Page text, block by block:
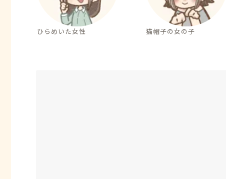
ひらめいた女性 猫帽子の女の子